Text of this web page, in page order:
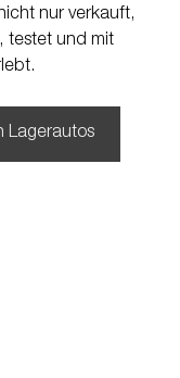
nur verkauft,
testet und mit
Lagerautos